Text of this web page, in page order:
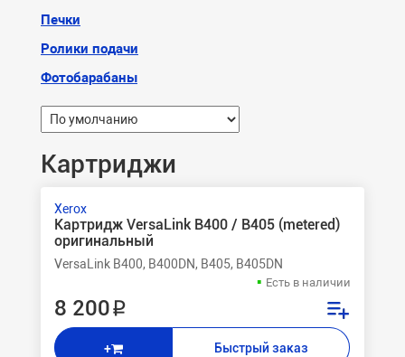
Печки
Ролики подачи
Фотобарабаны
Картриджи
Xerox
Картридж VersaLink B400 / B405 (metered)
оригинальный
VersaLink B400, B400DN, B405, B405DN
Есть в наличии
8 200 ₽
+ Быстрый заказ